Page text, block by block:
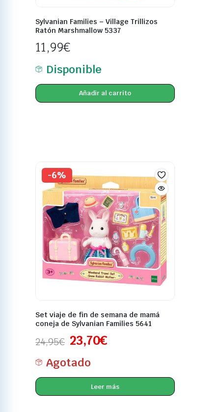
Sylvanian Families – Village Trillizos
Ratón Marshmallow 5337
11,99€
Disponible
Añadir al carrito
-6%
Set viaje de fin de semana de mamá
coneja de Sylvanian Families 5641
24,95€ 23,70€
Agotado
Leer más